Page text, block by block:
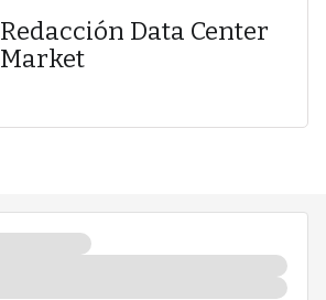
Redacción Data Center
Market